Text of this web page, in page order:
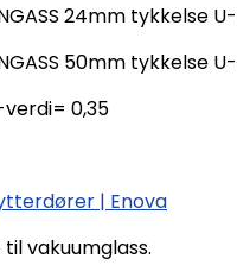
24mm tykkelse
50mm tykkelse
verdi= 0,35
| Enova
vakuumglass.